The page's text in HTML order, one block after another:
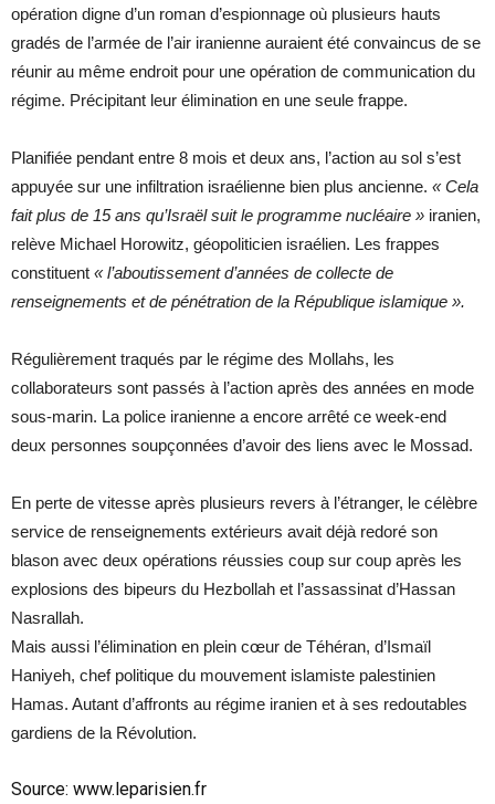
opération digne d’un roman d’espionnage où plusieurs hauts
gradés de l’armée de l’air iranienne auraient été convaincus de se
réunir au même endroit pour une opération de communication du
régime. Précipitant leur élimination en une seule frappe.
Planifiée pendant entre 8 mois et deux ans, l’action au sol s’est
appuyée sur une infiltration israélienne bien plus ancienne. « Cela
fait plus de 15 ans qu’Israël suit le programme nucléaire » iranien,
relève Michael Horowitz, géopoliticien israélien. Les frappes
constituent « l’aboutissement d’années de collecte de
renseignements et de pénétration de la République islamique ».
Régulièrement traqués par le régime des Mollahs, les
collaborateurs sont passés à l’action après des années en mode
sous-marin. La police iranienne a encore arrêté ce week-end
deux personnes soupçonnées d’avoir des liens avec le Mossad.
En perte de vitesse après plusieurs revers à l’étranger, le célèbre
service de renseignements extérieurs avait déjà redoré son
blason avec deux opérations réussies coup sur coup après les
explosions des bipeurs du Hezbollah et l’assassinat d’Hassan
Nasrallah.
Mais aussi l’élimination en plein cœur de Téhéran, d’Ismaïl
Haniyeh, chef politique du mouvement islamiste palestinien
Hamas. Autant d’affronts au régime iranien et à ses redoutables
gardiens de la Révolution.
Source: www.leparisien.fr